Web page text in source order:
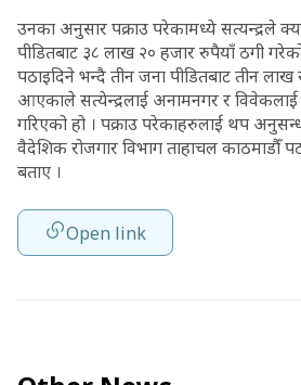
उनका अनुसार पक्राउ परेकामध्ये सत्यन्द्रले
पीडितबाट ३८ लाख २० हजार रुपैयाँ ठगी
पठाइदिने भन्दै तीन जना पीडितबाट तीन
आएकाले सत्येन्द्रलाई अनामनगर र विवेकलाई
गरिएको हो । पक्राउ परेकाहरुलाई थप
वैदेशिक रोजगार विभाग ताहाचल काठमाडौँ
बताए ।
Open link